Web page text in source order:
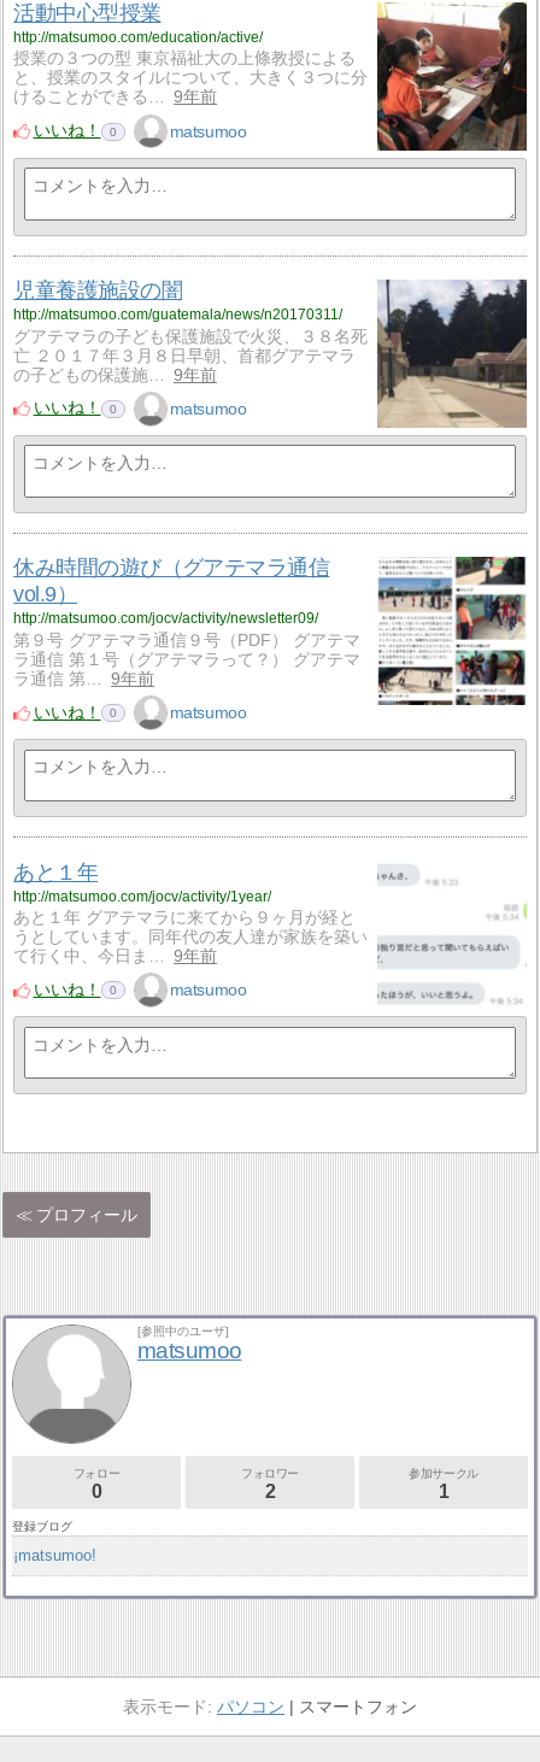
活動中心型授業
http://matsumoo.com/education/active/
授業の３つの型 東京福祉大の上條教授による
と、授業のスタイルについて、大きく３つに分
けることができる…
9年前
いいね！
0 matsumoo
児童養護施設の闇
http://matsumoo.com/guatemala/news/n20170311/
グアテマラの子ども保護施設で火災、３８名死
亡 ２０１７年３月８日早朝、首都グアテマラ
の子どもの保護施…
9年前
いいね！
0 matsumoo
休み時間の遊び（グアテマラ通信
vol.9）
http://matsumoo.com/jocv/activity/newsletter09/
第９号 グアテマラ通信９号（PDF） グアテマ
ラ通信 第１号（グアテマラって？） グアテマ
ラ通信 第…
9年前
いいね！
0 matsumoo
あと１年
http://matsumoo.com/jocv/activity/1year/
あと１年 グアテマラに来てから９ヶ月が経と
うとしています。同年代の友人達が家族を築い
て行く中、今日ま…
9年前
いいね！
0 matsumoo
プロフィール
[参照中のユーザ]
matsumoo
フォロー
0
フォロワー
2
参加サークル
1
登録ブログ
¡matsumoo!
パソコン スマートフォン